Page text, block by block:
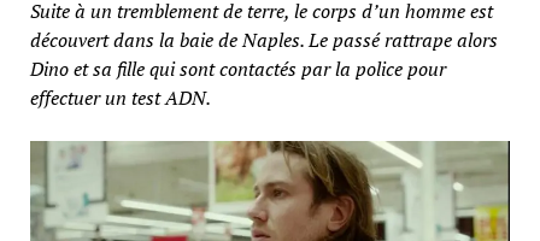
Suite à un tremblement de terre, le corps d’un homme est
découvert dans la baie de Naples. Le passé rattrape alors
Dino et sa fille qui sont contactés par la police pour
effectuer un test ADN.